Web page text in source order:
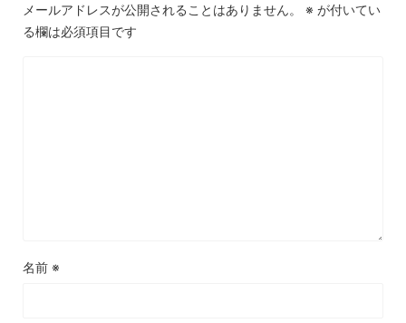
メールアドレスが公開されることはありません。 ※ が付いてい
る欄は必須項目です
名前 ※